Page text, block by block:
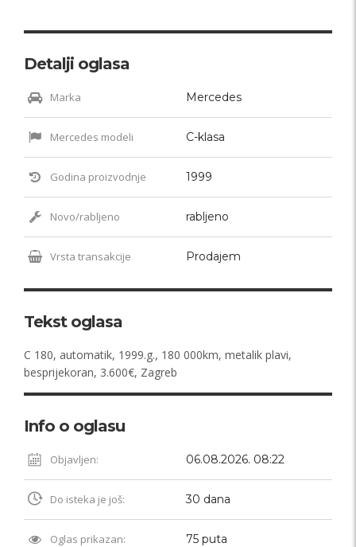
Detalji oglasa
Marka Mercedes
Mercedes modeli C-klasa
Godina proizvodnje 1999
Novo/rabljeno rabljeno
Vrsta transakcije Prodajem
Tekst oglasa
C 180, automatik, 1999.g., 180 000km, metalik plavi,
besprijekoran, 3.600€, Zagreb
Info o oglasu
Objavljen: 06.08.2026. 08:22
Do isteka je još: 30 dana
Oglas prikazan: 75 puta